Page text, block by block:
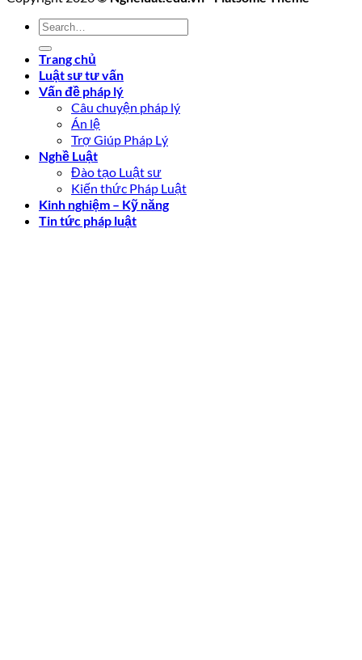
Trang chủ
Luật sư tư vấn
Vấn đề pháp lý
Câu chuyện pháp lý
Án lệ
Trợ Giúp Pháp Lý
Nghề Luật
Đào tạo Luật sư
Kiến thức Pháp Luật
Kinh nghiệm – Kỹ năng
Tin tức pháp luật